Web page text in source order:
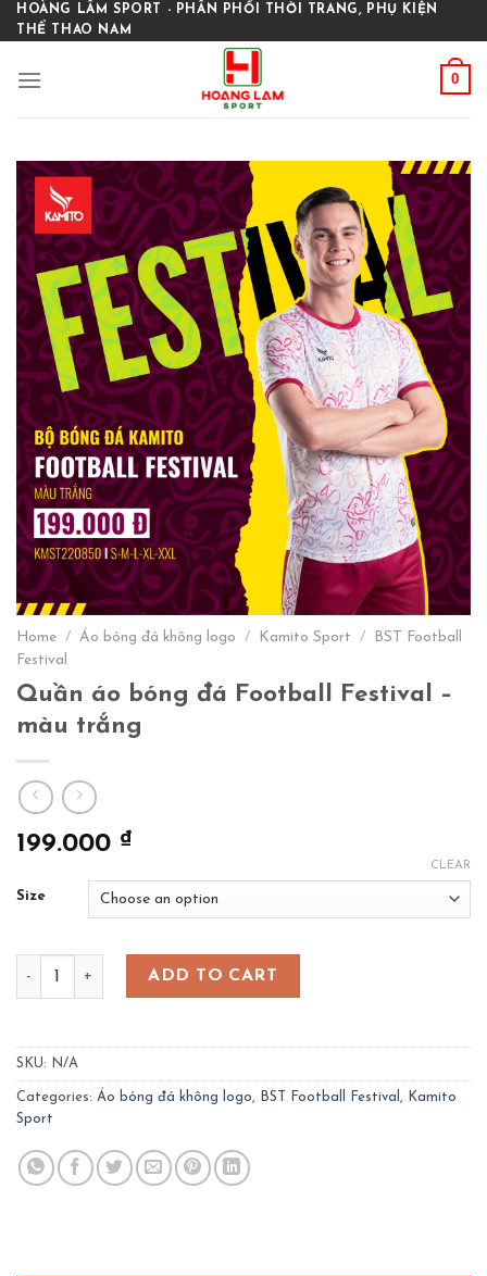
Skip
to
HOÀNG LÂM SPORT - PHÂN PHỐI THỜI TRANG, PHỤ KIỆN
THỂ THAO NAM
0
Home / Áo bóng đá không logo / Kamito Sport /
BST Football
Festival
Quần áo bóng đá Football Festival –
màu trắng
199.000 ₫
Size
CLEAR
Quần áo bóng đá Football Festival - màu trắng quantity
ADD TO CART
SKU: N/A
Categories: Áo bóng đá không logo, BST Football Festival ,
Kamito
Sport